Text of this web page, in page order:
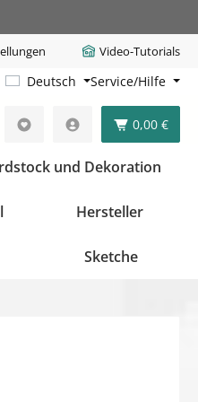
Video-Tutorials
Deutsch Service/Hilfe
0,00 €
und Dekoration
Hersteller
Sketche